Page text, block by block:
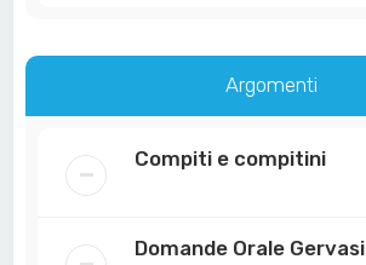
Argomenti
Compiti e compitini
Domande Orale Gervasi